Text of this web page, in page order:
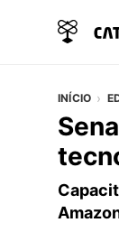
INÍCIO